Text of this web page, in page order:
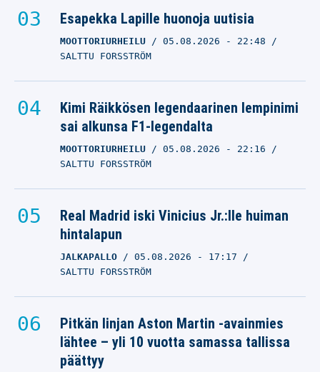
Esapekka Lapille huonoja uutisia
MOOTTORIURHEILU 05.08.2026 - 22:48
SALTTU FORSSTRÖM
Kimi Räikkösen legendaarinen lempinimi
sai alkunsa F1-legendalta
MOOTTORIURHEILU 05.08.2026 - 22:16
SALTTU FORSSTRÖM
Real Madrid iski Vinicius Jr.:lle huiman
hintalapun
JALKAPALLO 05.08.2026 - 17:17
SALTTU FORSSTRÖM
Pitkän linjan Aston Martin -avainmies
lähtee – yli 10 vuotta samassa tallissa
päättyy